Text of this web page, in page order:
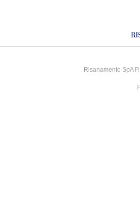
Risanamento SpA